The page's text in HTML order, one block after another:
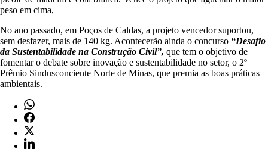
peso em cima,
No ano passado, em Poços de Caldas, a projeto vencedor suportou,
sem desfazer, mais de 140 kg. Acontecerão ainda o concurso “Desafio
da Sustentabilidade na Construção Civil”, que tem o objetivo de
fomentar o debate sobre inovação e sustentabilidade no setor, o 2º
Prêmio Sindusconciente Norte de Minas, que premia as boas práticas
ambientais.